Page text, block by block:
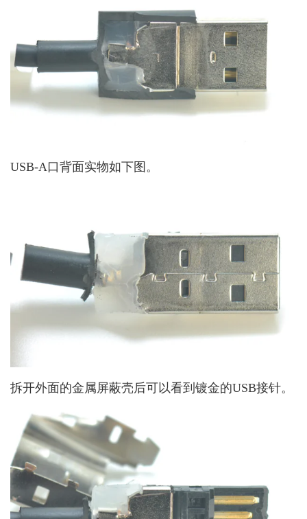
USB-A口背面实物如下图。
拆开外面的金属屏蔽壳后可以看到镀金的USB接针。